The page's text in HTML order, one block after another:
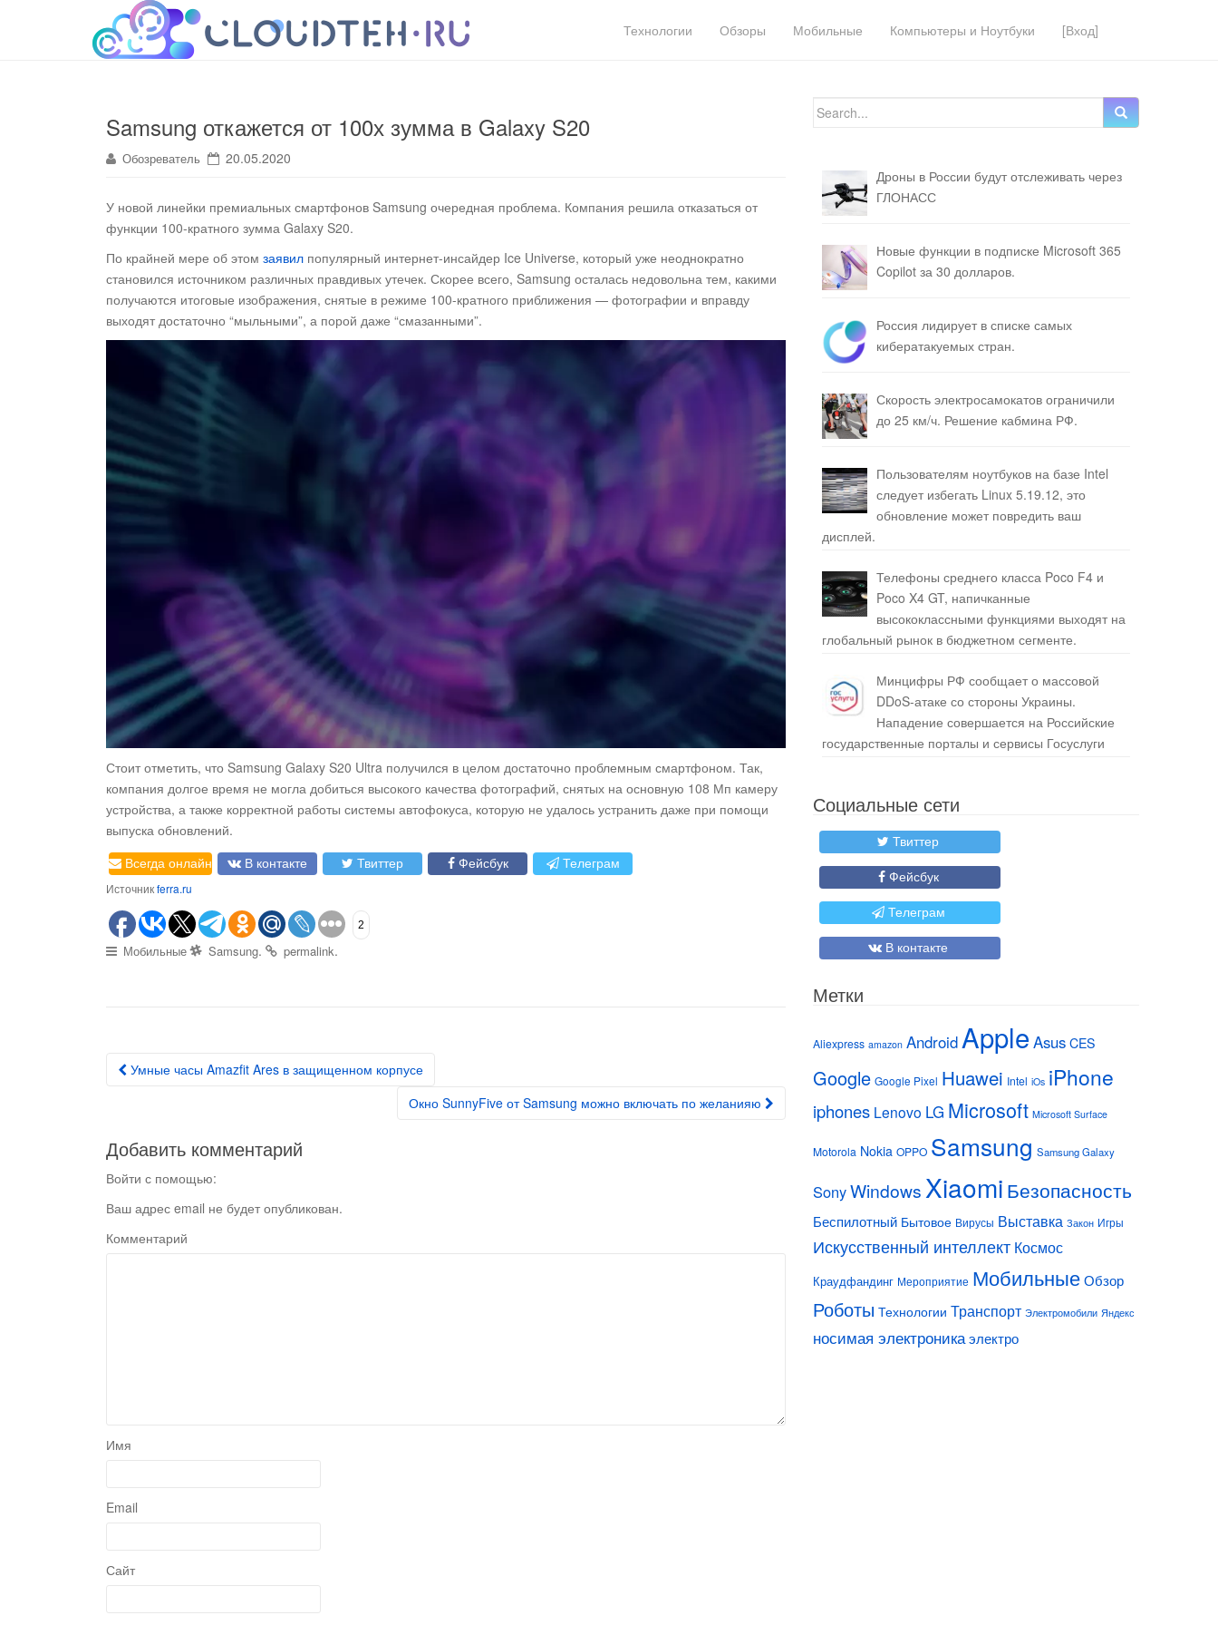
Облако технологий
cloudteh.ru
Технологии
Обзоры Мобильные Компьютеры и Ноутбуки [Вход]
Samsung откажется от 100х зумма в Galaxy S20
Обозреватель 20.05.2020
У новой линейки премиальных смартфонов Samsung очередная проблема. Компания решила отказаться от
функции 100-кратного зумма Galaxy S20.
По крайней мере об этом заявил популярный интернет-инсайдер Ice Universe, который уже неоднократно
становился источником различных правдивых утечек. Скорее всего, Samsung осталась недовольна тем, какими
получаются итоговые изображения, снятые в режиме 100-кратного приближения — фотографии и вправду
выходят достаточно “мыльными”, а порой даже “смазанными”.
Стоит отметить, что Samsung Galaxy S20 Ultra получился в целом достаточно проблемным смартфоном. Так,
компания долгое время не могла добиться высокого качества фотографий, снятых на основную 108 Мп камеру
устройства, а также корректной работы системы автофокуса, которую не удалось устранить даже при помощи
выпуска обновлений.
Всегда онлайн
В контакте Твиттер Фейсбук Телеграм
Источникferra.ru
2
Мобильные Samsung. permalink.
Post navigation
Умные часы Amazfit Ares в защищенном корпусе
Окно SunnyFive от Samsung можно включать по желанияю
Добавить комментарий
Войти с помощью:
Ваш адрес email не будет опубликован.
Комментарий
Имя
Email
Сайт
Search for:
Дроны в России будут отслеживать через
ГЛОНАСС
Новые функции в подписке Microsoft 365
Copilot за 30 долларов.
Россия лидирует в списке самых
кибератакуемых стран.
Скорость электросамокатов ограничили
до 25 км/ч. Решение кабмина РФ.
Пользователям ноутбуков на базе Intel
следует избегать Linux 5.19.12, это
обновление может повредить ваш
дисплей.
Телефоны среднего класса Poco F4 и
Poco X4 GT, напичканные
высококлассными функциями выходят на
глобальный рынок в бюджетном сегменте.
Минцифры РФ сообщает о массовой
DDoS-атаке со стороны Украины.
Нападение совершается на Российские
государственные порталы и сервисы Госуслуги
Социальные сети
Твиттер
Фейсбук
Телеграм
В контакте
Метки
Aliexpress amazon Android Apple Asus CES
Google Google Pixel Huawei Intel iOs iPhone
iphones Lenovo LG Microsoft Microsoft Surface
Motorola Nokia OPPO Samsung Samsung Galaxy
SonyWindowsXiaomi Безопасность
Беспилотный Бытовое Вирусы Выставка Закон Игры
Искусственный интеллект Космос
Краудфандинг Мероприятие МобильныеОбзор
Роботы Технологии Транспорт Электромобили Яндекс
носимая электроникаэлектро